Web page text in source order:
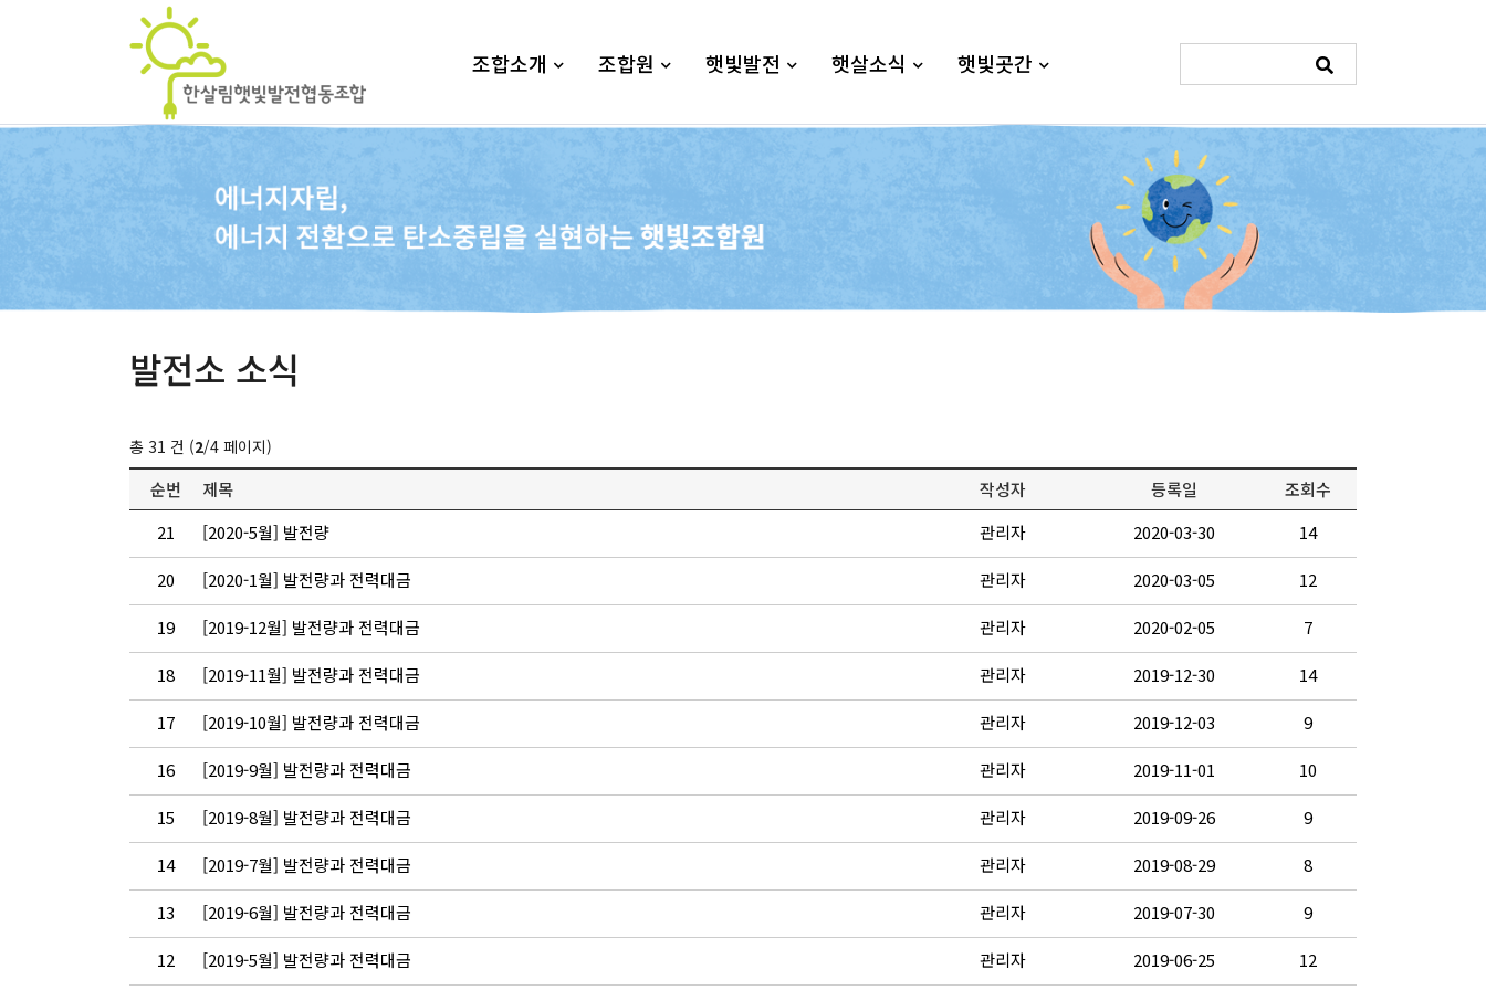
조합소개 조합원 햇빛발전 햇살소식 햇빛곳간
발전소 소식
총 31 건 (2/4 페이지)
순번 제목 작성자 등록일
조회수
21
[2020-5월] 발전량 관리자 2020-03-30 14
20 [2020-1월] 발전량과 전력대금 관리자 2020-03-05 12
19 [2019-12월] 발전량과 전력대금 관리자 2020-02-05 7
18 [2019-11월] 발전량과 전력대금 관리자 2019-12-30 14
17 [2019-10월] 발전량과 전력대금 관리자 2019-12-03 9
16 [2019-9월] 발전량과 전력대금 관리자 2019-11-01 10
15 [2019-8월] 발전량과 전력대금 관리자 2019-09-26 9
14 [2019-7월] 발전량과 전력대금 관리자 2019-08-29 8
13 [2019-6월] 발전량과 전력대금 관리자 2019-07-30 9
12 [2019-5월] 발전량과 전력대금 관리자 2019-06-25 12